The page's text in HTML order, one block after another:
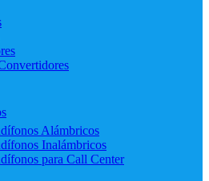
Alámbricos
Inalámbricos
para Call Center